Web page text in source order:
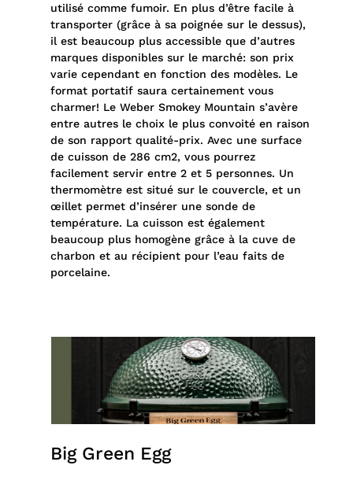
utilisé comme fumoir. En plus d’être facile à
transporter (grâce à sa poignée sur le dessus),
il est beaucoup plus accessible que d’autres
marques disponibles sur le marché: son prix
varie cependant en fonction des modèles. Le
format portatif saura certainement vous
charmer! Le Weber Smokey Mountain s’avère
entre autres le choix le plus convoité en raison
de son rapport qualité-prix. Avec une surface
de cuisson de 286 cm2, vous pourrez
facilement servir entre 2 et 5 personnes. Un
thermomètre est situé sur le couvercle, et un
œillet permet d’insérer une sonde de
température. La cuisson est également
beaucoup plus homogène grâce à la cuve de
charbon et au récipient pour l’eau faits de
porcelaine.
Big Green Egg